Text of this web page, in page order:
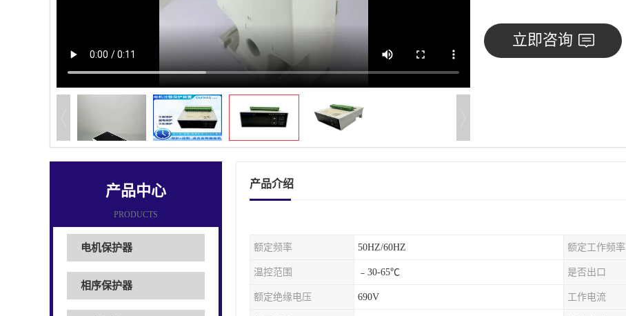
立即咨询
产品中心
PRODUCTS
电机保护器
相序保护器
产品介绍
额定频率 50HZ/60HZ 额定工作频率
温控范围 ﹣30-65℃ 是否出口
额定绝缘电压 690V 工作电流